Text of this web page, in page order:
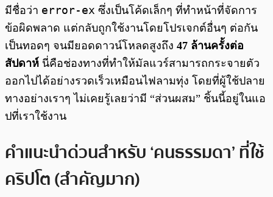
มีชื่อว่า error-ex ซึ่งเป็นโค้ดเล็กๆ ที่ทำหน้าที่จัดการ
ข้อผิดพลาด แต่กลับถูกใช้งานโดยโปรเจกต์อื่นๆ ต่อกัน
เป็นทอดๆ จนมียอดดาวน์โหลดสูงถึง 47 ล้านครั้งต่อ
สัปดาห์ นี่คือช่องทางที่ทำให้มัลแวร์สามารถกระจายตัว
ออกไปได้อย่างรวดเร็วเหมือนไฟลามทุ่ง โดยที่ผู้ใช้ปลาย
ทางอย่างเราๆ ไม่เคยรู้เลยว่ามี “ส่วนผสม” ชิ้นนี้อยู่ในแอ
ปที่เราใช้งาน
คำแนะนำด่วนสำหรับ ‘คนธรรมดา’ ที่ใช้
คริปโต (สำคัญมาก)